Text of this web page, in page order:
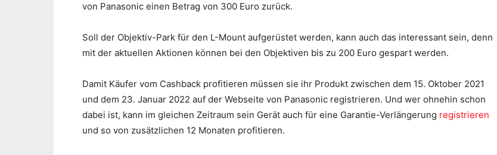
von Panasonic einen Betrag von 300 Euro zurück.
Soll der Objektiv-Park für den L-Mount aufgerüstet werden, kann auch das interessant sein, denn
mit der aktuellen Aktionen können bei den Objektiven bis zu 200 Euro gespart werden.
Damit Käufer vom Cashback profitieren müssen sie ihr Produkt zwischen dem 15. Oktober 2021
und dem 23. Januar 2022 auf der Webseite von Panasonic registrieren. Und wer ohnehin schon
dabei ist, kann im gleichen Zeitraum sein Gerät auch für eine Garantie-Verlängerung registrieren
und so von zusätzlichen 12 Monaten profitieren.